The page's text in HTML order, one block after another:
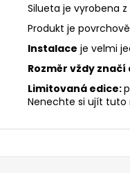
Silueta je vyrobena
Produkt je
Instalace je velmi
Rozměr vždy
Limitovaná edice:
Nenechte si ujít
Z
á